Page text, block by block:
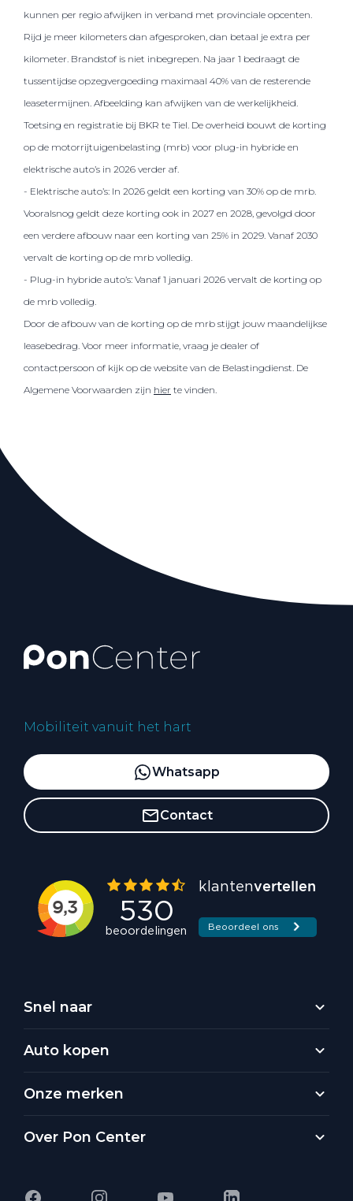
kunnen per regio afwijken in verband met provinciale opcenten.
Rijd je meer kilometers dan afgesproken, dan betaal je extra per
kilometer. Brandstof is niet inbegrepen. Na jaar 1 bedraagt de
tussentijdse opzegvergoeding maximaal 40% van de resterende
leasetermijnen. Afbeelding kan afwijken van de werkelijkheid.
Toetsing en registratie bij BKR te Tiel. De overheid bouwt de korting
op de motorrijtuigenbelasting (mrb) voor plug-in hybride en
elektrische auto’s in 2026 verder af.
- Elektrische auto’s: In 2026 geldt een korting van 30% op de mrb.
Vooralsnog geldt deze korting ook in 2027 en 2028, gevolgd door
een verdere afbouw naar een korting van 25% in 2029. Vanaf 2030
vervalt de korting op de mrb volledig.
- Plug-in hybride auto’s: Vanaf 1 januari 2026 vervalt de korting op
de mrb volledig.
Door de afbouw van de korting op de mrb stijgt jouw maandelijkse
leasebedrag. Voor meer informatie, vraag je dealer of
contactpersoon of kijk op de website van de Belastingdienst. De
Algemene Voorwaarden zijn hier te vinden.
Mobiliteit vanuit het hart
Whatsapp
Contact
Snel naar
Auto kopen
Onze merken
Over Pon Center